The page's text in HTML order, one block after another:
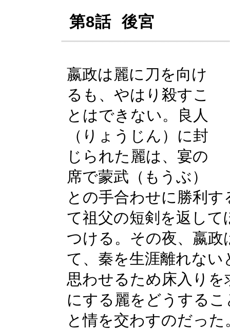
第8話 後宮
嬴政は麗に刀を向け
るも、やはり殺すこ
とはできない。良人
（りょうじん）に封
じられた麗は、宴の
席で蒙武（もうぶ）
との手合わせに勝利
て祖父の短剣を返し
つける。その夜、嬴
て、秦を生涯離れな
思わせるため床入り
にする麗をどうする
と情を交わすのだっ